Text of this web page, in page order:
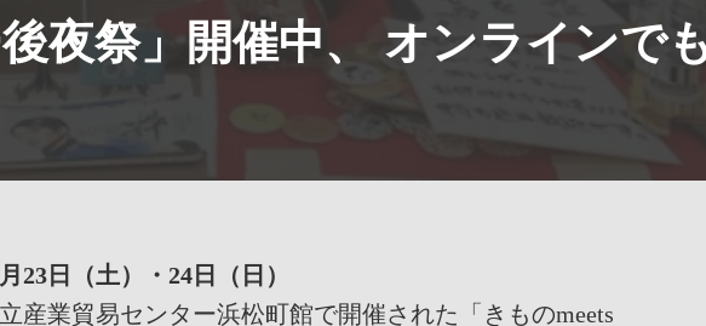
夜祭」開催中、 オンラインで
23日（土）・24日（日）
産業貿易センター浜松町館で開催された「きものmeets